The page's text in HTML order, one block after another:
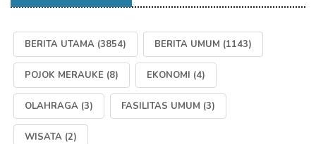
BERITA UTAMA (3854) BERITA UMUM (1143)
POJOK MERAUKE (8) EKONOMI (4)
OLAHRAGA (3) FASILITAS UMUM (3)
WISATA (2)